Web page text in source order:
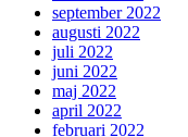
september 2022
augusti 2022
juli 2022
juni 2022
maj 2022
april 2022
februari 2022